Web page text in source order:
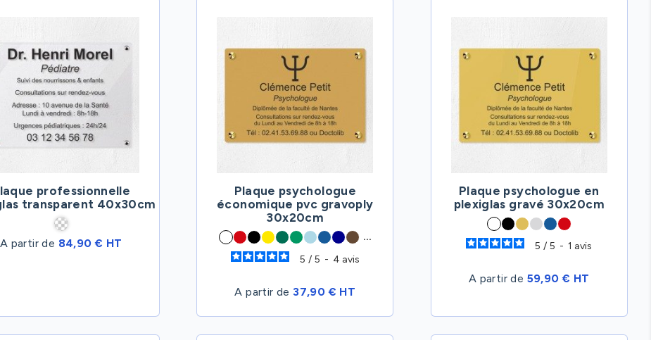
professionnelle
transparent 40x30cm
A partir de 84,90 € HT
Plaque psychologue
économique pvc gravoply
30x20cm
...
5 / 5 - 4 avis
A partir de37,90 € HT
Plaque psychologue en
plexiglas gravé 30x20cm
5 / 5 - 1 avis
A partir de 59,90 € HT